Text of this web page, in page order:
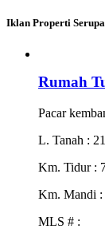
Iklan Properti Serupa
Rumah
Pacar
L. Tanah :
Km. Tidur :
Km. Mandi
MLS # :